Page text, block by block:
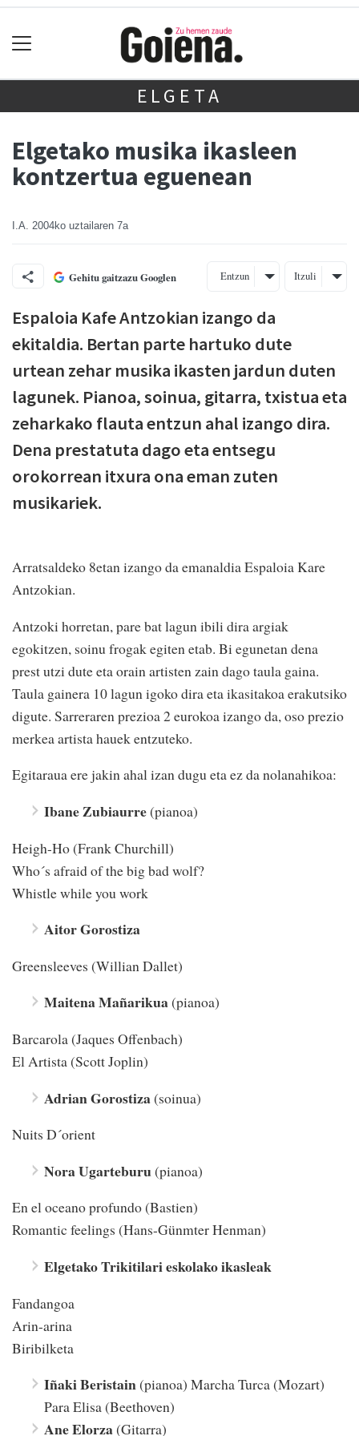
ELGETA
Elgetako musika ikasleen
kontzertua eguenean
I.A. 2004ko uztailaren 7a
Gehitu gaitzazu Googlen Entzun Itzuli
Espaloia Kafe Antzokian izango da
ekitaldia. Bertan parte hartuko dute
urtean zehar musika ikasten jardun duten
lagunek. Pianoa, soinua, gitarra, txistua eta
zeharkako flauta entzun ahal izango dira.
Dena prestatuta dago eta entsegu
orokorrean itxura ona eman zuten
musikariek.
Arratsaldeko 8etan izango da emanaldia Espaloia Kare
Antzokian.
Antzoki horretan, pare bat lagun ibili dira argiak
egokitzen, soinu frogak egiten etab. Bi egunetan dena
prest utzi dute eta orain artisten zain dago taula gaina.
Taula gainera 10 lagun igoko dira eta ikasitakoa erakutsiko
digute. Sarreraren prezioa 2 eurokoa izango da, oso prezio
merkea artista hauek entzuteko.
Egitaraua ere jakin ahal izan dugu eta ez da nolanahikoa:
Ibane Zubiaurre(pianoa)
Heigh-Ho (Frank Churchill)
Who´s afraid of the big bad wolf?
Whistle while you work
Aitor Gorostiza
Greensleeves (Willian Dallet)
Maitena Mañarikua(pianoa)
Barcarola (Jaques Offenbach)
El Artista (Scott Joplin)
Adrian Gorostiza(soinua)
Nuits D´orient
Nora Ugarteburu(pianoa)
En el oceano profundo (Bastien)
Romantic feelings (Hans-Günmter Henman)
Elgetako Trikitilari eskolako ikasleak
Fandangoa
Arin-arina
Biribilketa
Iñaki Beristain(pianoa) Marcha Turca (Mozart)
Para Elisa (Beethoven)
Ane Elorza(Gitarra)